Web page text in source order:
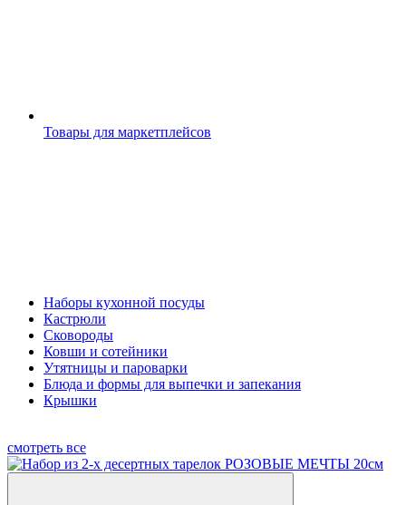
Товары для маркетплейсов
Наборы кухонной посуды
Кастрюли
Сковороды
Ковши и сотейники
Утятницы и пароварки
Блюда и формы для выпечки и запекания
Крышки
смотреть все